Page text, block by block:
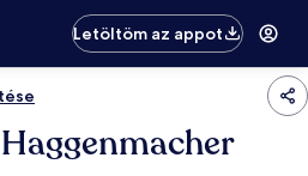
Letöltöm az appot